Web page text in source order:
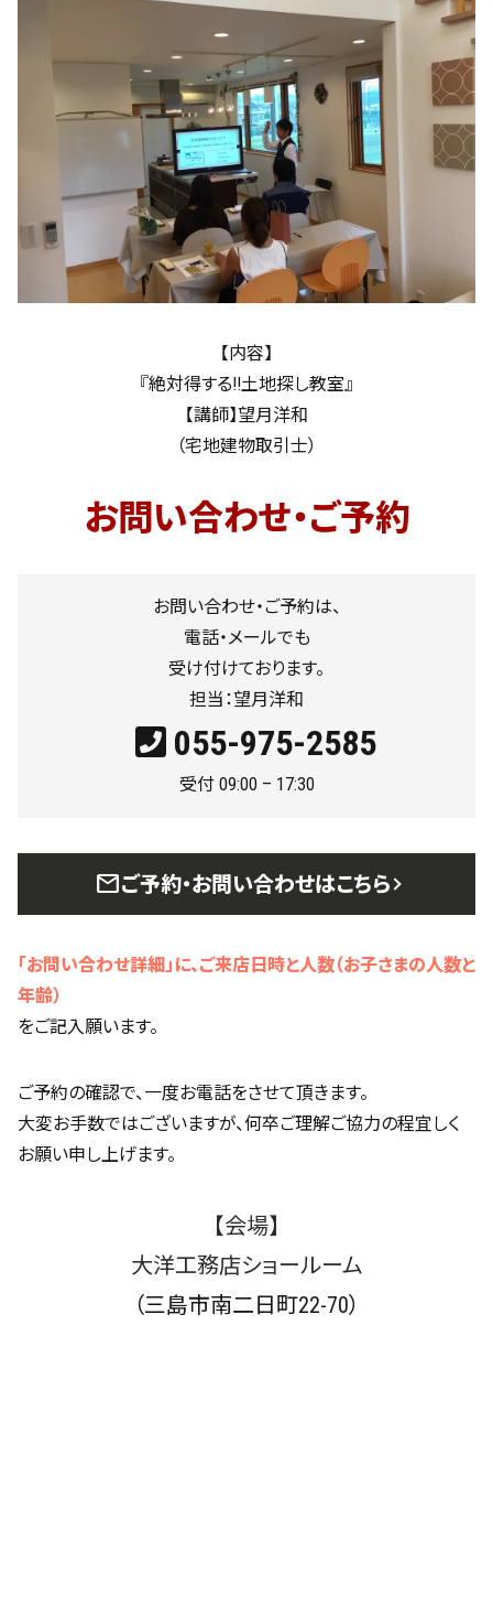
【内容】
『絶対得する!!土地探し教室』
【講師】望月洋和
（宅地建物取引士）
お問い合わせ・ご予約
お問い合わせ・ご予約は、
電話・メールでも
受け付けております。
担当：望月洋和
055-975-2585
受付 09:00 – 17:30
mailご予約・お問い合わせはこちら
「お問い合わせ詳細」に、ご来店日時と人数（お子さまの人数と
年齢）
をご記入願います。
ご予約の確認で、一度お電話をさせて頂きます。
大変お手数ではございますが、何卒ご理解ご協力の程宜しく
お願い申し上げます。
【会場】
大洋工務店ショールーム
（三島市南二日町22-70）